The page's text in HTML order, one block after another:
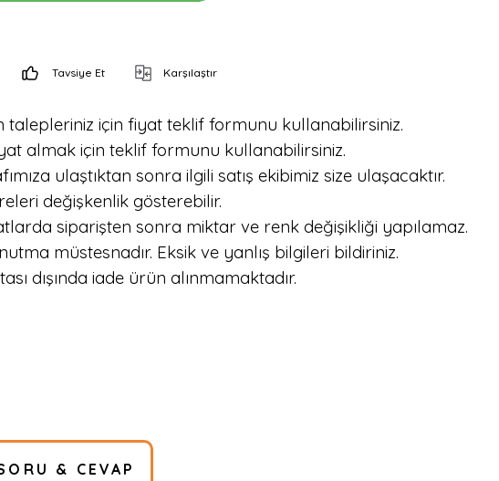
Tavsiye Et Karşılaştır
talepleriniz için fiyat teklif formunu kullanabilirsiniz.
almak için teklif formunu kullanabilirsiniz.
ulaştıktan sonra ilgili satış ekibimiz size ulaşacaktır.
değişkenlik gösterebilir.
siparişten sonra miktar ve renk değişikliği yapılamaz.
müstesnadır. Eksik ve yanlış bilgileri bildiriniz.
dışında iade ürün alınmamaktadır.
& CEVAP